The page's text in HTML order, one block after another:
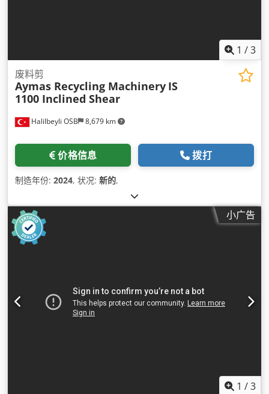
1 /3
Halilbeyli OSB 8,679 km
废料剪
Aymas Recycling Machinery IS
1100 Inclined Shear
价格信息 拨打
制造年份: 2024, 状况: 新的,
小广告
1 /3